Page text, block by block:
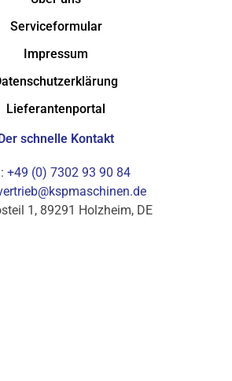
Serviceformular
Impressum
Lieferantenportal
schnelle Kontakt
+49 (0) 7302 93 90 84
1, 89291 Holzheim, DE